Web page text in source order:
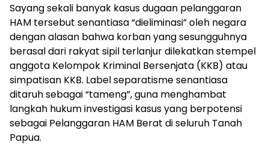
Sayang sekali banyak kasus dugaan pelanggaran
HAM tersebut senantiasa “dieliminasi” oleh negara
dengan alasan bahwa korban yang sesungguhnya
berasal dari rakyat sipil terlanjur dilekatkan stempel
anggota Kelompok Kriminal Bersenjata (KKB) atau
simpatisan KKB. Label separatisme senantiasa
ditaruh sebagai “tameng”, guna menghambat
langkah hukum investigasi kasus yang berpotensi
sebagai Pelanggaran HAM Berat di seluruh Tanah
Papua.